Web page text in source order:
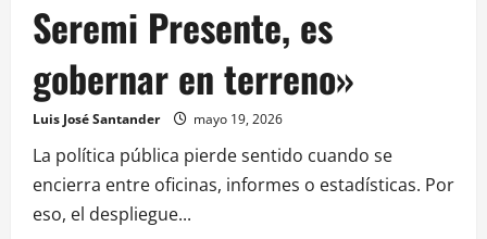
Seremi Presente, es
gobernar en terreno»
Luis José Santander mayo 19, 2026
La política pública pierde sentido cuando se
encierra entre oficinas, informes o estadísticas. Por
eso, el despliegue...